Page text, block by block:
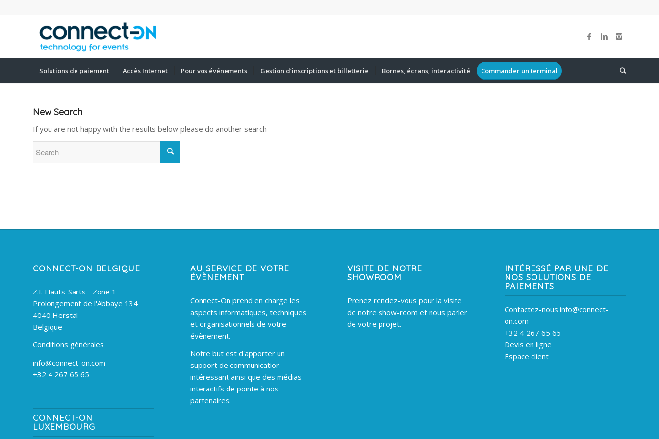
Solutions de paiement Accès Internet Pour vos événements Gestion d’inscriptions et billetterie Bornes, écrans, interactivité Commander un terminal
New Search
If you are not happy with the results below please do another search
CONNECT-ON BELGIQUE
Z.I. Hauts-Sarts - Zone 1
Prolongement de l'Abbaye 134
4040 Herstal
Belgique
Conditions générales
info@connect-on.com
+32 4 267 65 65
CONNECT-ON
LUXEMBOURG
AU SERVICE DE VOTRE
ÉVÈNEMENT
Connect-On prend en charge les
aspects informatiques, techniques
et organisationnels de votre
évènement.
Notre but est d'apporter un
support de communication
intéressant ainsi que des médias
interactifs de pointe à nos
partenaires.
VISITE DE NOTRE
SHOWROOM
Prenez rendez-vous pour la visite
de notre show-room et nous parler
de votre projet.
INTÉRESSÉ PAR UNE DE
NOS SOLUTIONS DE
PAIEMENTS
Contactez-nous info@connect-
on.com
+32 4 267 65 65
Devis en ligne
Espace client